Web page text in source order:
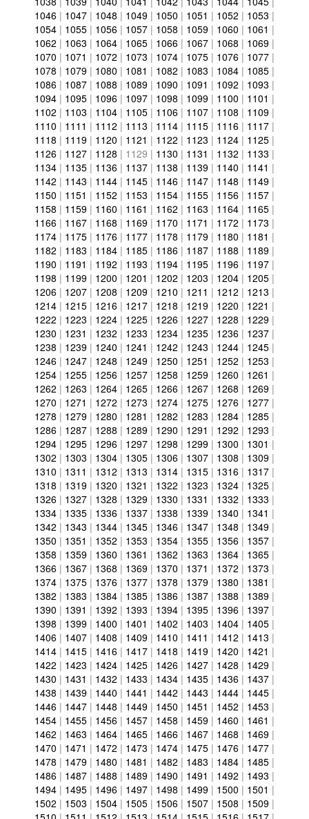
1046 | 1047 | 1048 | 1049 | 1050 | 1051 | 1052 | 1053 |
1054 | 1055 | 1056 | 1057 | 1058 | 1059 | 1060 | 1061 |
1062 | 1063 | 1064 | 1065 | 1066 | 1067 | 1068 | 1069 |
1070 | 1071 | 1072 | 1073 | 1074 | 1075 | 1076 | 1077 |
1078 | 1079 | 1080 | 1081 | 1082 | 1083 | 1084 | 1085 |
1086 | 1087 | 1088 | 1089 | 1090 | 1091 | 1092 | 1093 |
1094 | 1095 | 1096 | 1097 | 1098 | 1099 | 1100 | 1101 |
1102 | 1103 | 1104 | 1105 | 1106 | 1107 | 1108 | 1109 |
1110 | 1111 | 1112 | 1113 | 1114 | 1115 | 1116 | 1117 |
1118 | 1119 | 1120 | 1121 | 1122 | 1123 | 1124 | 1125 |
1126 | 1127 | 1128 | 1129 | 1130 | 1131 | 1132 | 1133 |
1134 | 1135 | 1136 | 1137 | 1138 | 1139 | 1140 | 1141 |
1142 | 1143 | 1144 | 1145 | 1146 | 1147 | 1148 | 1149 |
1150 | 1151 | 1152 | 1153 | 1154 | 1155 | 1156 | 1157 |
1158 | 1159 | 1160 | 1161 | 1162 | 1163 | 1164 | 1165 |
1166 | 1167 | 1168 | 1169 | 1170 | 1171 | 1172 | 1173 |
1174 | 1175 | 1176 | 1177 | 1178 | 1179 | 1180 | 1181 |
1182 | 1183 | 1184 | 1185 | 1186 | 1187 | 1188 | 1189 |
1190 | 1191 | 1192 | 1193 | 1194 | 1195 | 1196 | 1197 |
1198 | 1199 | 1200 | 1201 | 1202 | 1203 | 1204 | 1205 |
1206 | 1207 | 1208 | 1209 | 1210 | 1211 | 1212 | 1213 |
1214 | 1215 | 1216 | 1217 | 1218 | 1219 | 1220 | 1221 |
1222 | 1223 | 1224 | 1225 | 1226 | 1227 | 1228 | 1229 |
1230 | 1231 | 1232 | 1233 | 1234 | 1235 | 1236 | 1237 |
1238 | 1239 | 1240 | 1241 | 1242 | 1243 | 1244 | 1245 |
1246 | 1247 | 1248 | 1249 | 1250 | 1251 | 1252 | 1253 |
1254 | 1255 | 1256 | 1257 | 1258 | 1259 | 1260 | 1261 |
1262 | 1263 | 1264 | 1265 | 1266 | 1267 | 1268 | 1269 |
1270 | 1271 | 1272 | 1273 | 1274 | 1275 | 1276 | 1277 |
1278 | 1279 | 1280 | 1281 | 1282 | 1283 | 1284 | 1285 |
1286 | 1287 | 1288 | 1289 | 1290 | 1291 | 1292 | 1293 |
1294 | 1295 | 1296 | 1297 | 1298 | 1299 | 1300 | 1301 |
1302 | 1303 | 1304 | 1305 | 1306 | 1307 | 1308 | 1309 |
1310 | 1311 | 1312 | 1313 | 1314 | 1315 | 1316 | 1317 |
1318 | 1319 | 1320 | 1321 | 1322 | 1323 | 1324 | 1325 |
1326 | 1327 | 1328 | 1329 | 1330 | 1331 | 1332 | 1333 |
1334 | 1335 | 1336 | 1337 | 1338 | 1339 | 1340 | 1341 |
1342 | 1343 | 1344 | 1345 | 1346 | 1347 | 1348 | 1349 |
1350 | 1351 | 1352 | 1353 | 1354 | 1355 | 1356 | 1357 |
1358 | 1359 | 1360 | 1361 | 1362 | 1363 | 1364 | 1365 |
1366 | 1367 | 1368 | 1369 | 1370 | 1371 | 1372 | 1373 |
1374 | 1375 | 1376 | 1377 | 1378 | 1379 | 1380 | 1381 |
1382 | 1383 | 1384 | 1385 | 1386 | 1387 | 1388 | 1389 |
1390 | 1391 | 1392 | 1393 | 1394 | 1395 | 1396 | 1397 |
1398 | 1399 | 1400 | 1401 | 1402 | 1403 | 1404 | 1405 |
1406 | 1407 | 1408 | 1409 | 1410 | 1411 | 1412 | 1413 |
1414 | 1415 | 1416 | 1417 | 1418 | 1419 | 1420 | 1421 |
1422 | 1423 | 1424 | 1425 | 1426 | 1427 | 1428 | 1429 |
1430 | 1431 | 1432 | 1433 | 1434 | 1435 | 1436 | 1437 |
1438 | 1439 | 1440 | 1441 | 1442 | 1443 | 1444 | 1445 |
1446 | 1447 | 1448 | 1449 | 1450 | 1451 | 1452 | 1453 |
1454 | 1455 | 1456 | 1457 | 1458 | 1459 | 1460 | 1461 |
1462 | 1463 | 1464 | 1465 | 1466 | 1467 | 1468 | 1469 |
1470 | 1471 | 1472 | 1473 | 1474 | 1475 | 1476 | 1477 |
1478 | 1479 | 1480 | 1481 | 1482 | 1483 | 1484 | 1485 |
1486 | 1487 | 1488 | 1489 | 1490 | 1491 | 1492 | 1493 |
1494 | 1495 | 1496 | 1497 | 1498 | 1499 | 1500 | 1501 |
1502 | 1503 | 1504 | 1505 | 1506 | 1507 | 1508 | 1509 |